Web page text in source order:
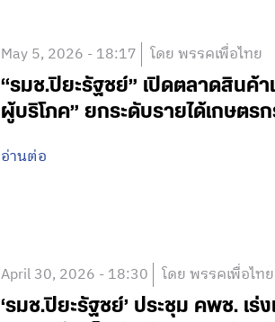
May 5, 2026 - 18:17 โดย พรรคเพื่อไทย
“รมช.ปิยะรัฐชย์” เปิดตลาดสินค้
ผู้บริโภค” ยกระดับรายได้เกษต
อ่านต่อ
April 30, 2026 - 18:30 โดย พรรคเพื่อไทย
‘รมช.ปิยะรัฐชย์’ ประชุม คพช. เ